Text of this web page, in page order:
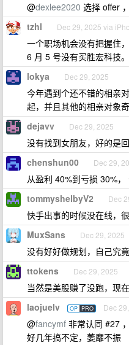
@dexlee2020 选择 offer
tzhl Dec 29, 2025 via
一个职场机会没有把握住
6 月 5 号没有买胜宏科技。
lokya Dec 29, 2025
今年遇到个还不错的相亲
起，并且其他的相亲对象
dejavv Dec 29, 2025
没有找到女朋友，好的是
chenshun00 Dec 29,
从盈利 40%到亏损 30%
tommyshelbyV2 Dec
快手出事的时候没在线，
MuxSans Dec 29, 2025
没有好好做规划，自己究
ttokens Dec 29, 2025
当然是美股赚了没跑，现
laojuelv OP PRO Dec
@fancymf 非常认同 #27
好几年搞不定，萎靡不振